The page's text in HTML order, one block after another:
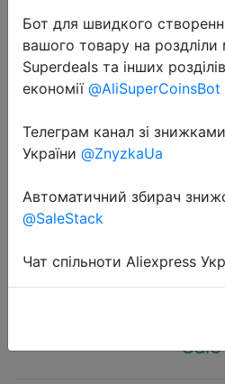
BINNUNE 2.4GHz
Headset with Mic for
Headset with
Sale
Бот для швидкого
вашого товару на роздліли
Superdeals та інших
економії @AliSuperCoinsBot
Телеграм канал зі
України @ZnyzkaUa
Автоматичний збирач
@SaleStack
Чат спільноти Aliexpress